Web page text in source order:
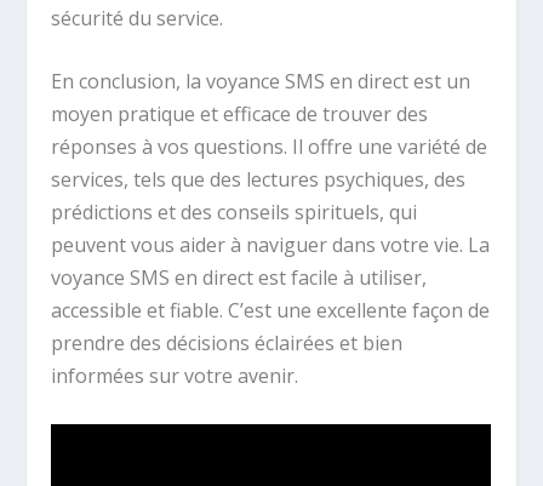
sécurité du service.
En conclusion, la voyance SMS en direct est un
moyen pratique et efficace de trouver des
réponses à vos questions. Il offre une variété de
services, tels que des lectures psychiques, des
prédictions et des conseils spirituels, qui
peuvent vous aider à naviguer dans votre vie. La
voyance SMS en direct est facile à utiliser,
accessible et fiable. C’est une excellente façon de
prendre des décisions éclairées et bien
informées sur votre avenir.